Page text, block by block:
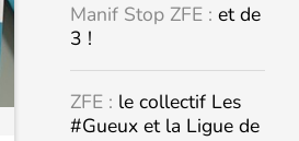
Manif Stop ZFE : et de
3 !
ZFE : le collectif Les
#Gueux et la Ligue de